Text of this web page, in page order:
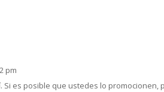
pm
es posible que ustedes lo